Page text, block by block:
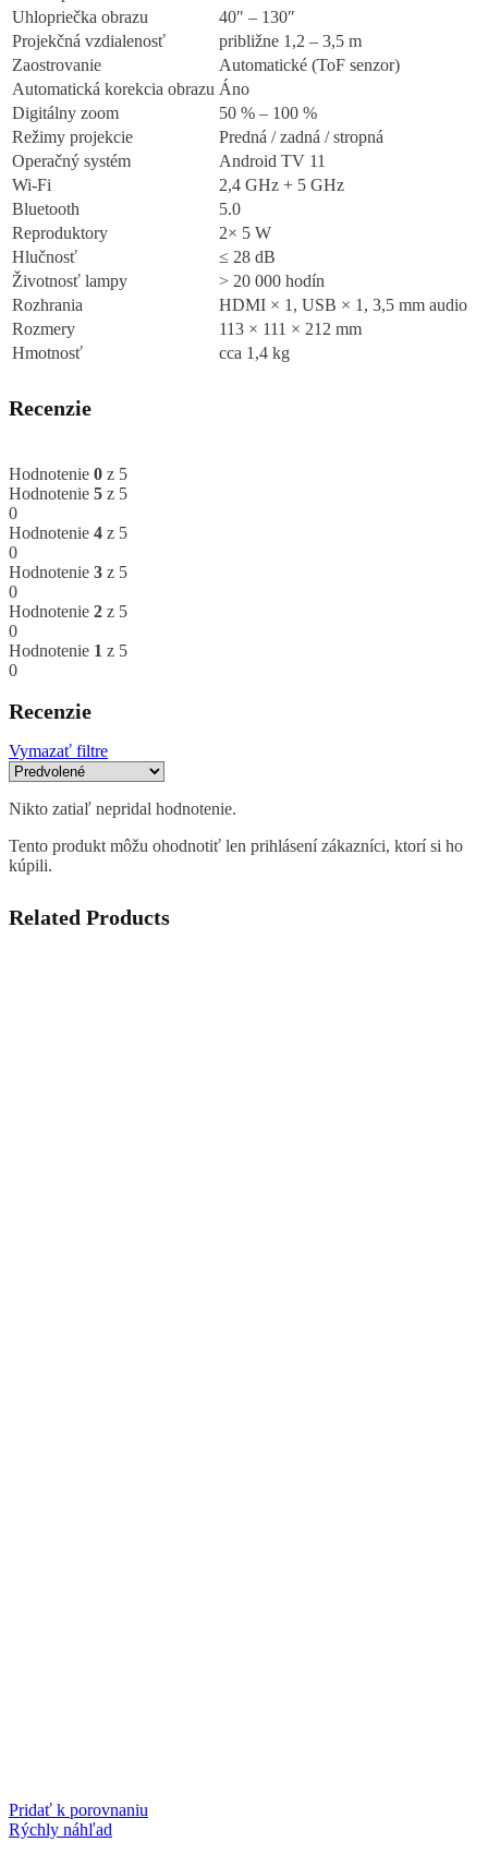
Uhlopriečka obrazu
40″ – 130″
Projekčná vzdialenosť
približne 1,2 – 3,5 m
Zaostrovanie
Automatické (ToF senzor)
Automatická korekcia obrazu Áno
Digitálny zoom
50 % – 100 %
Režimy projekcie
Predná / zadná / stropná
Operačný systém
Android TV 11
Wi-Fi
2,4 GHz + 5 GHz
Bluetooth
5.0
Reproduktory
2× 5 W
Hlučnosť
≤ 28 dB
Životnosť lampy
> 20 000 hodín
Rozhrania
HDMI × 1, USB × 1, 3,5 mm audio
Rozmery
113 × 111 × 212 mm
Hmotnosť
cca 1,4 kg
Recenzie
Hodnotenie 0 z 5
Hodnotenie 5 z 5
0
Hodnotenie 4 z 5
0
Hodnotenie 3 z 5
0
Hodnotenie 2 z 5
0
Hodnotenie 1 z 5
0
Recenzie
Vymazať filtre
Nikto zatiaľ nepridal hodnotenie.
Tento produkt môžu ohodnotiť len prihlásení zákazníci, ktorí si ho
kúpili.
Related Products
Pridať k porovnaniu
Rýchly náhľad